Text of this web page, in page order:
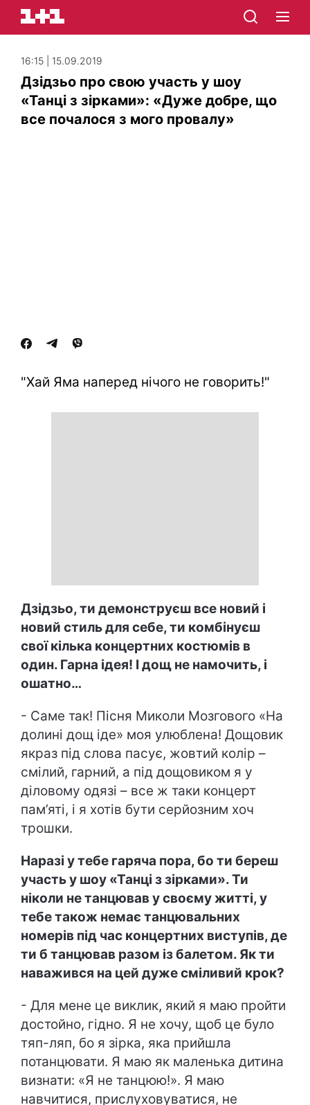
16:15 | 15.09.2019
Дзідзьо про свою участь у шоу
«Танці з зірками»: «Дуже добре, що
все почалося з мого провалу»
"Хай Яма наперед нічого не говорить!"
Дзідзьо, ти демонструєш все новий і
новий стиль для себе, ти комбінуєш
свої кілька концертних костюмів в
один. Гарна ідея! І дощ не намочить, і
ошатно…
- Саме так! Пісня Миколи Мозгового «На
долині дощ іде» моя улюблена! Дощовик
якраз під слова пасує, жовтий колір –
смілий, гарний, а під дощовиком я у
діловому одязі – все ж таки концерт
пам’яті, і я хотів бути серйозним хоч
трошки.
Наразі у тебе гаряча пора, бо ти береш
участь у шоу «Танці з зірками». Ти
ніколи не танцював у своєму житті, у
тебе також немає танцювальних
номерів під час концертних виступів, де
ти б танцював разом із балетом. Як ти
наважився на цей дуже сміливий крок?
- Для мене це виклик, який я маю пройти
достойно, гідно. Я не хочу, щоб це було
тяп-ляп, бо я зірка, яка прийшла
потанцювати. Я маю як маленька дитина
визнати: «Я не танцюю!». Я маю
навчитися, прислуховуватися, не